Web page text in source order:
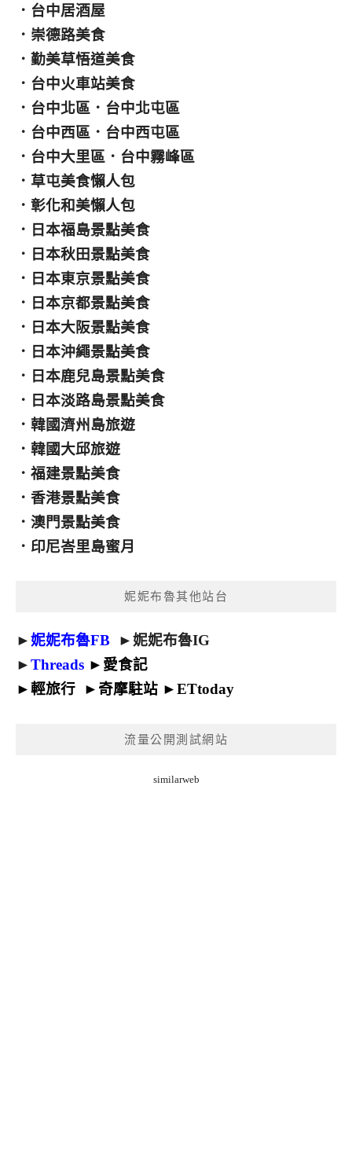
． 台中居酒屋
． 崇德路美食
． 勤美草悟道美食
． 台中火車站美食
． 台中北區 ． 台中北屯區
． 台中西區 ． 台中西屯區
． 台中大里區 ． 台中霧峰區
． 草屯美食懶人包
． 彰化和美懶人包
． 日本福島景點美食
． 日本秋田景點美食
． 日本東京景點美食
． 日本京都景點美食
． 日本大阪景點美食
． 日本沖繩景點美食
． 日本鹿兒島景點美食
． 日本淡路島景點美食
． 韓國濟州島旅遊
． 韓國大邱旅遊
． 福建景點美食
． 香港景點美食
． 澳門景點美食
． 印尼峇里島蜜月
妮妮布魯其他站台
►妮妮布魯FB ►妮妮布魯IG
►Threads ► 愛食記
►輕旅行 ► 奇摩駐站 ►ETtoday
流量公開測試網站
similarweb